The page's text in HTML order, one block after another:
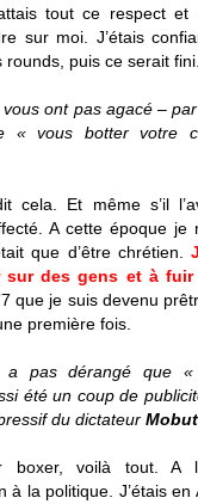
tout ce respect et
sur moi. J’étais
rounds, puis ce serait fini.
ont pas agacé –
« vous botter votre
cela. Et même s’il
A cette époque je
que d’être chrétien.
sur des gens et à fuir
que je suis devenu
première fois.
a pas dérangé que
été un coup de
du dictateur
boxer, voilà tout. A
à la politique. J’étais